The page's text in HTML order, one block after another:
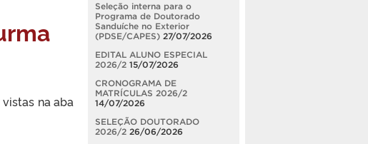
na aba
Seleção interna para o
Programa de Doutorado
Sanduíche no Exterior
(PDSE/CAPES) 27/07/2026
EDITAL ALUNO ESPECIAL
2026/2 15/07/2026
CRONOGRAMA DE
MATRÍCULAS 2026/2
14/07/2026
SELEÇÃO DOUTORADO
2026/2 26/06/2026